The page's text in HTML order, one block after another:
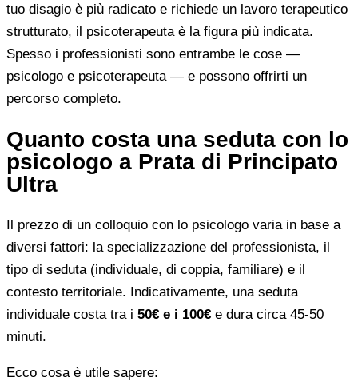
tuo disagio è più radicato e richiede un lavoro terapeutico
strutturato, il psicoterapeuta è la figura più indicata.
Spesso i professionisti sono entrambe le cose —
psicologo e psicoterapeuta — e possono offrirti un
percorso completo.
Quanto costa una seduta con lo
psicologo a Prata di Principato
Ultra
Il prezzo di un colloquio con lo psicologo varia in base a
diversi fattori: la specializzazione del professionista, il
tipo di seduta (individuale, di coppia, familiare) e il
contesto territoriale. Indicativamente, una seduta
individuale costa tra i 50€ e i 100€ e dura circa 45-50
minuti.
Ecco cosa è utile sapere: